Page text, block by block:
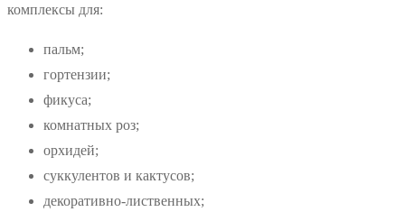
комплексы для:
пальм;
гортензии;
фикуса;
комнатных роз;
орхидей;
суккулентов и кактусов;
декоративно-лиственных;